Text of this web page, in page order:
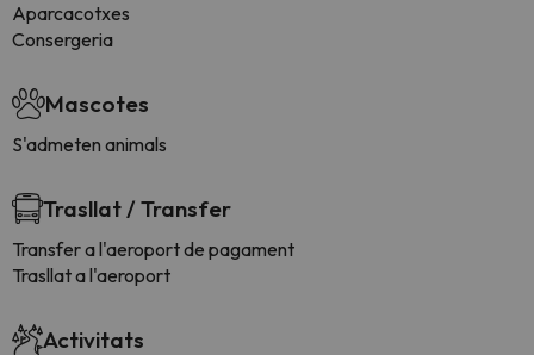
Aparcacotxes
Consergeria
Mascotes
S'admeten animals
Trasllat / Transfer
Transfer a l'aeroport de pagament
Trasllat a l'aeroport
Activitats